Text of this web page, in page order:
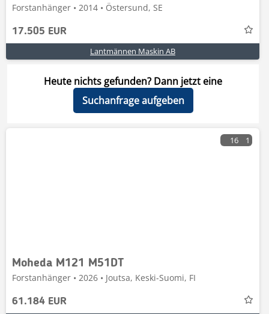
Forstanhänger • 2014 • Östersund, SE
17.505 EUR
Lantmännen Maskin AB
Heute nichts gefunden? Dann jetzt eine
Suchanfrage aufgeben
16 1
Moheda M121 M51DT
Forstanhänger • 2026 • Joutsa, Keski-Suomi, FI
61.184 EUR